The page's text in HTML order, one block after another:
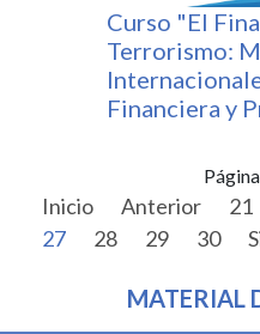
Curso "El
Terrorismo:
Financiera y
Inicio Anterior 21
27
28 29 30
MATERIAL